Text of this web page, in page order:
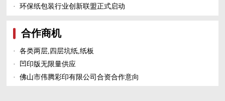
·
环保纸包装行业创新联盟正式启动
合作商机
·
各类两层,四层坑纸,纸板
·
凹印版无限量供应
·
佛山市伟腾彩印有限公司合资合作意向